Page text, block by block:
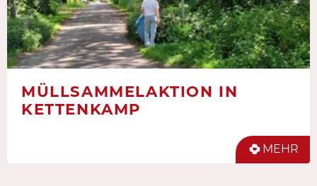
MÜLLSAMMELAKTION IN
KETTENKAMP
MEHR